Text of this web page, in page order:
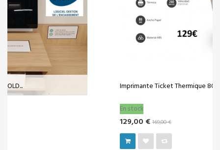
Imprimante Ticket Thermique 80mm USB + SÉRIE